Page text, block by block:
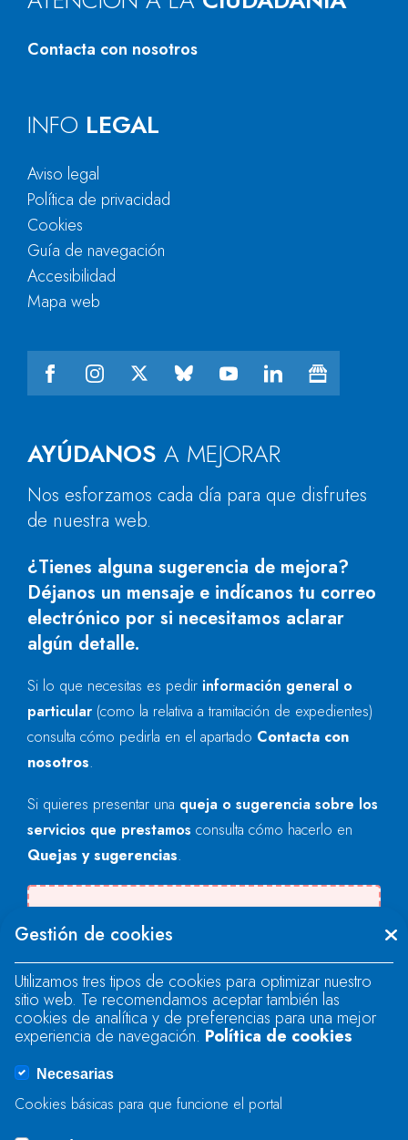
Contacta con nosotros
AYÚDANOS A MEJORAR
Nos esforzamos cada día para que disfrutes
de nuestra web.
¿Tienes alguna sugerencia de mejora?
Déjanos un mensaje e indícanos tu correo
electrónico por si necesitamos aclarar
algún detalle.
Si lo que necesitas es pedir información general o
particular (como la relativa a tramitación de expedientes)
consulta cómo pedirla en el apartado Contacta con
nosotros.
Si quieres presentar una queja o sugerencia sobre los
servicios que prestamos consulta cómo hacerlo en
Quejas y sugerencias.
"text".
Se produjo un error al cargar el campo
"text".
Se produjo un error al cargar el campo
INFO LEGAL
Aviso legal
Política de privacidad
Cookies
Guía de navegación
Accesibilidad
Mapa web
Gestión de cookies
Utilizamos tres tipos de cookies para optimizar nuestro
sitio web. Te recomendamos aceptar también las
cookies de analítica y de preferencias para una mejor
experiencia de navegación. Política de cookies
Necesarias
Cookies básicas para que funcione el portal